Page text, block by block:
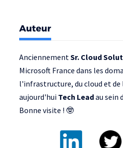
Auteur
Anciennement Sr. Cloud
Microsoft France dans les
l'infrastructure, du cloud et de
aujourd'hui Tech Leadau sein
Bonne visite ! 🤓